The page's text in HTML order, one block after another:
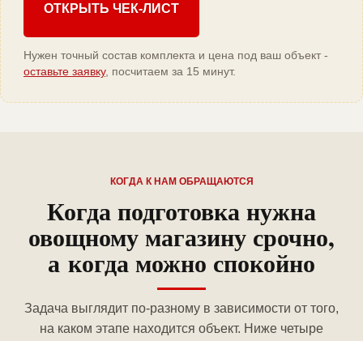
ОТКРЫТЬ ЧЕК-ЛИСТ
Нужен точный состав комплекта и цена под ваш объект -
оставьте заявку, посчитаем за 15 минут.
КОГДА К НАМ ОБРАЩАЮТСЯ
Когда подготовка нужна
овощному магазину срочно,
а когда можно спокойно
Задача выглядит по-разному в зависимости от того,
на каком этапе находится объект. Ниже четыре